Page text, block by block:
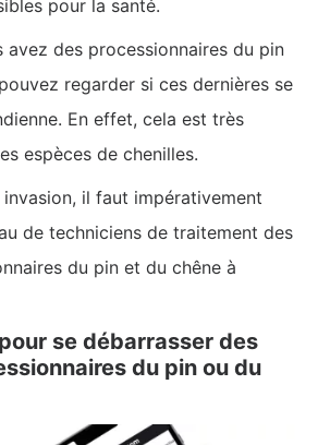
pour la santé.
avez des processionnaires du pin
regarder si ces dernières se
En effet, cela est très
espèces de chenilles.
invasion, il faut impérativement
de techniciens de traitement des
du pin et du chêne à
se débarrasser des
du pin ou du